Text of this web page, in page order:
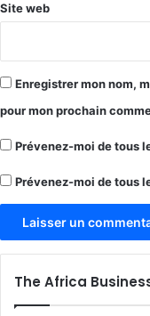
Site web
Enregistrer mon nom,
pour mon prochain
Prévenez-moi de tous
Prévenez-moi de tous
The Africa